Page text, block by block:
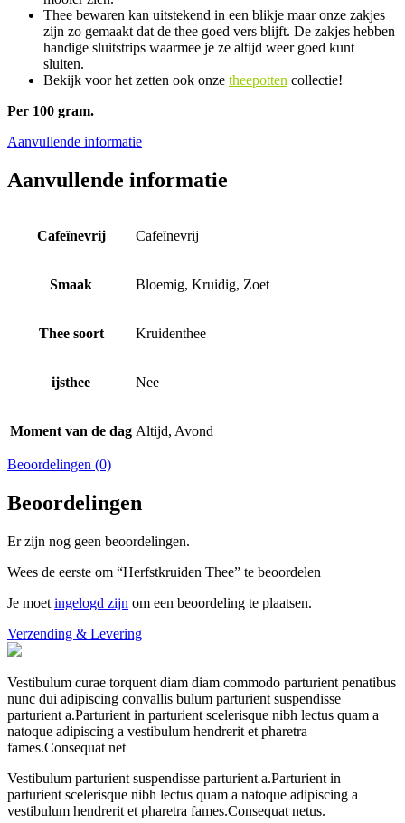
Thee bewaren kan uitstekend in een blikje maar onze zakjes
zijn zo gemaakt dat de thee goed vers blijft. De zakjes hebben
handige sluitstrips waarmee je ze altijd weer goed kunt
sluiten.
Bekijk voor het zetten ook onze theepotten collectie!
Per 100 gram.
Aanvullende informatie
Aanvullende informatie
Cafeïnevrij Cafeïnevrij
Smaak Bloemig, Kruidig, Zoet
Thee soort Kruidenthee
ijsthee Nee
Moment van de dag Altijd, Avond
Beoordelingen (0)
Beoordelingen
Er zijn nog geen beoordelingen.
Wees de eerste om “Herfstkruiden Thee” te beoordelen
Je moet ingelogd zijn om een beoordeling te plaatsen.
Verzending & Levering
Vestibulum curae torquent diam diam commodo parturient penatibus
nunc dui adipiscing convallis bulum parturient suspendisse
parturient a.Parturient in parturient scelerisque nibh lectus quam a
natoque adipiscing a vestibulum hendrerit et pharetra
fames.Consequat net
Vestibulum parturient suspendisse parturient a.Parturient in
parturient scelerisque nibh lectus quam a natoque adipiscing a
vestibulum hendrerit et pharetra fames.Consequat netus.